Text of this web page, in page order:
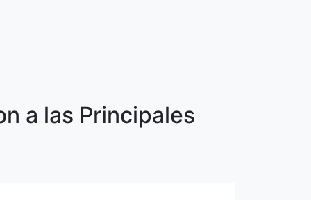
a las Principales